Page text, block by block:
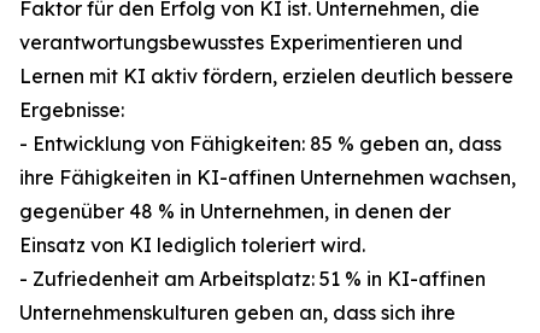
Faktor für den Erfolg von KI ist. Unternehmen, die
verantwortungsbewusstes Experimentieren und
Lernen mit KI aktiv fördern, erzielen deutlich bessere
Ergebnisse:
- Entwicklung von Fähigkeiten: 85 % geben an, dass
ihre Fähigkeiten in KI-affinen Unternehmen wachsen,
gegenüber 48 % in Unternehmen, in denen der
Einsatz von KI lediglich toleriert wird.
- Zufriedenheit am Arbeitsplatz: 51 % in KI-affinen
Unternehmenskulturen geben an, dass sich ihre